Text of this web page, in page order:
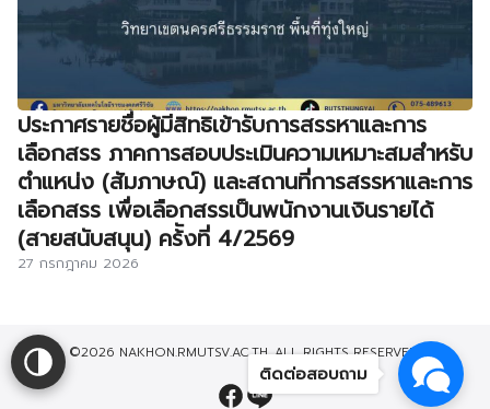
ประกาศรายชื่อผู้มีสิทธิเข้ารับการสรรหาและการ
เลือกสรร ภาคการสอบประเมินความเหมาะสมสำหรับ
ตำแหน่ง (สัมภาษณ์) และสถานที่การสรรหาและการ
เลือกสรร เพื่อเลือกสรรเป็นพนักงานเงินรายได้
(สายสนับสนุน) คร้ังที่ 4/2569
27 กรกฎาคม 2026
©2026 NAKHON.RMUTSV.AC.TH. ALL RIGHTS RESERVED.
ติดต่อสอบถาม